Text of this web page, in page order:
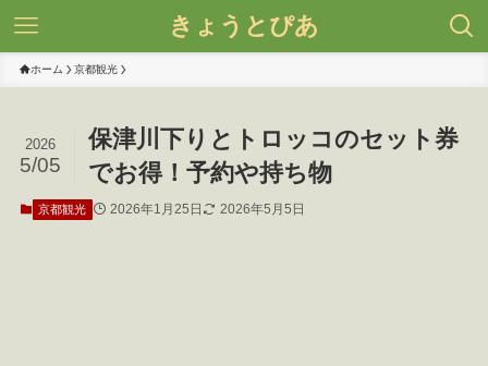
きょうとぴあ
ホーム 京都観光
保津川下りとトロッコのセット券
でお得！予約や持ち物
2026
5/05
京都観光 2026年1月25日 2026年5月5日